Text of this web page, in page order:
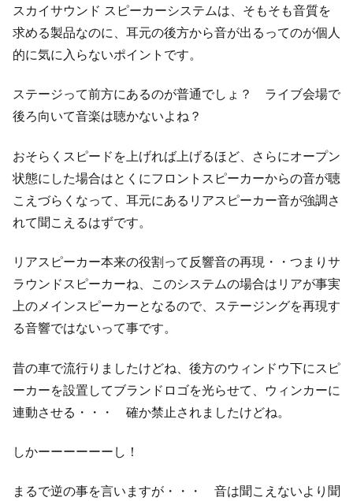
スカイサウンド スピーカーシステムは、そもそも音質を
求める製品なのに、耳元の後方から音が出るってのが個人
的に気に入らないポイントです。
ステージって前方にあるのが普通でしょ？ ライブ会場で
後ろ向いて音楽は聴かないよね？
おそらくスピードを上げれば上げるほど、さらにオープン
状態にした場合はとくにフロントスピーカーからの音が聴
こえづらくなって、耳元にあるリアスピーカー音が強調さ
れて聞こえるはずです。
リアスピーカー本来の役割って反響音の再現・・つまりサ
ラウンドスピーカーね、このシステムの場合はリアが事実
上のメインスピーカーとなるので、ステージングを再現す
る音響ではないって事です。
昔の車で流行りましたけどね、後方のウィンドウ下にスピ
ーカーを設置してブランドロゴを光らせて、ウィンカーに
連動させる・・・ 確か禁止されましたけどね。
しかーーーーーーし！
まるで逆の事を言いますが・・・ 音は聞こえないより聞